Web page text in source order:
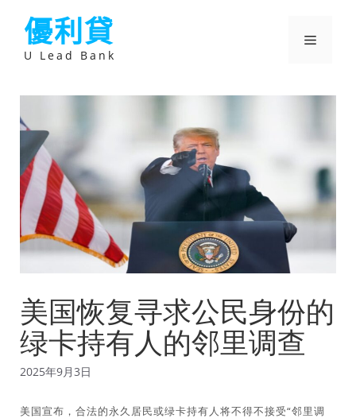
優利貸
U Lead Bank
選
美国恢复寻求公民身份的
绿卡持有人的邻里调查
2025年9月3日
美国宣布，合法的永久居民或绿卡持有人将不得不接受“邻里调